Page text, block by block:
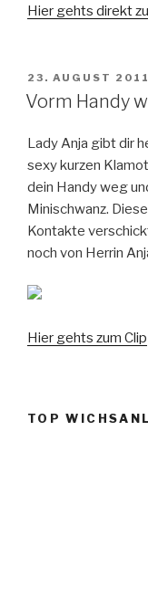
Hier gehts direkt
VERÖFFENTLICHT
AM
23. AUGUST 2011
Vorm Handy
Lady Anja gibt dir
sexy kurzen
dein Handy weg
Minischwanz.
Kontakte
noch von Herrin
Hier gehts zum Clip
TOP